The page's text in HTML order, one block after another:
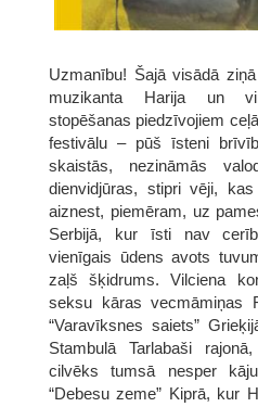
Uzmanību! Šajā visādā
muzikanta Harija un
stopēšanas piedzīvojiem
festivālu – pūš īsteni
skaistās, nezināmās
dienvidjūras, stipri vēji,
aiznest, piemēram, uz
Serbijā, kur īsti nav
vienīgais ūdens avots
zaļš šķidrums. Vilciena
seksu kāras vecmāmiņas
“Varavīksnes saiets”
Stambulā Tarlabaši
cilvēks tumsā nesper
“Debesu zeme” Kiprā, kur